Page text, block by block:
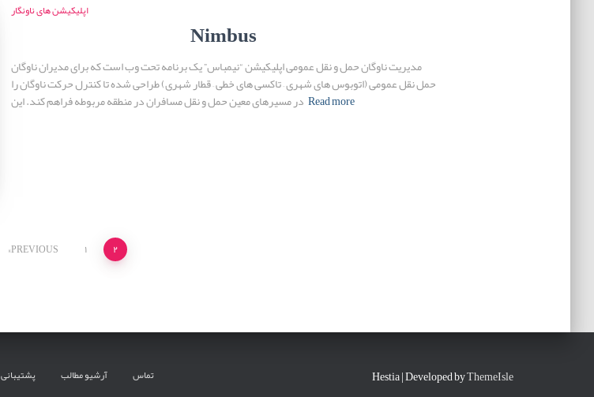
اپلیکیشن های ناونگار
Nimbus
مدیریت ناوگان حمل و نقل عمومی اپلیکیشن “نیمباس” یک برنامه تحت وب است که برای مدیران ناوگان
حمل نقل عمومی (اتوبوس های شهری – تاکسی های خطی – قطار شهری) طراحی شده تا کنترل حرکت ناوگان را
در مسیرهای معین حمل و نقل مسافران در منطقه مربوطه فراهم کند. این Read more
PREVIOUS ۱ ۲
پشتیبانی آرشیو مطالب تماس Hestia | Developed byThemeIsle